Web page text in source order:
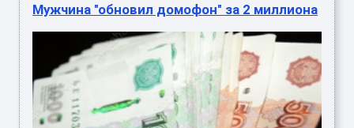
Мужчина "обновил домофон" за 2 миллиона